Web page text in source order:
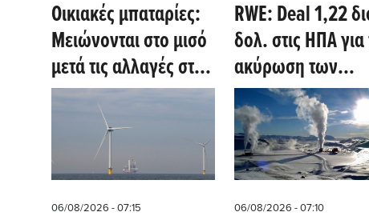
Οικιακές μπαταρίες:
Μειώνονται στο μισό
μετά τις αλλαγές στις
επιδοτήσεις – Η
έκρηξη
εγκαταστάσεων
συνεχίζεται
RWE: Deal 1,22
δολ. στις ΗΠΑ για την
ακύρωση των
μισθώσεων
υπεράκτιων
και τη μεταφορά
επενδύσεων σε
φυσικού αερίου
06/08/2026 - 07:15 06/08/2026 - 07:10